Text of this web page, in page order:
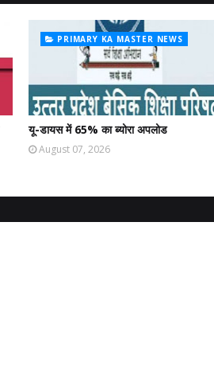
PRIMARY KA MASTER NEWS
यू-डायस में 65% का ब्योरा अपलोड
August 07, 2026